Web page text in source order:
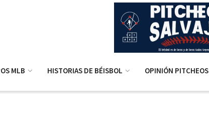
MLB HISTORIAS DE BÉISBOL OPINIÓN PITCHEOS